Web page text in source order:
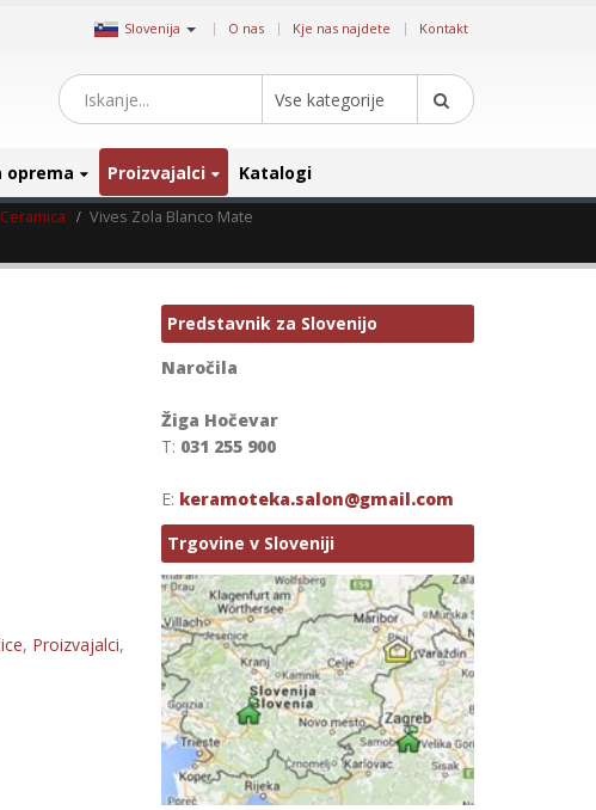
Slovenija | O nas Kje nas najdete Kontakt
Vse kategorije
oprema Proizvajalci Katalogi
Vives Zola Blanco Mate
, Proizvajalci,
Predstavnik za Slovenijo
Naročila
Žiga Hočevar
T: 031 255 900
E: keramoteka.salon@gmail.com
Trgovine v Sloveniji